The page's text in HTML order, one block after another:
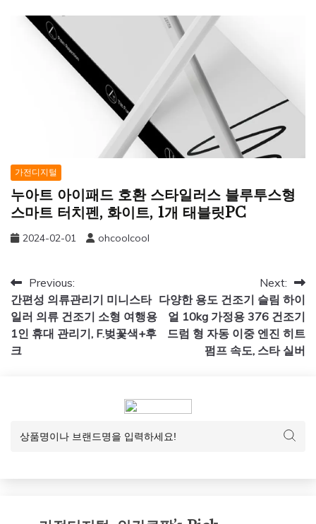
가전디지털
누아트 아이패드 호환 스타일러스 블루투스형
스마트 터치펜, 화이트, 1개 태블릿PC
2024-02-01 ohcoolcool
글
탐
색
Previous:
간편성 의류관리기 미니스타
일러 의류 건조기 소형 여행용
1인 휴대 관리기, F.벚꽃색+후
크
Next:
다양한 용도 건조기 슬림 하이
얼 10kg 가정용 376 건조기
드럼 형 자동 이중 엔진 히트
펌프 속도, 스타 실버